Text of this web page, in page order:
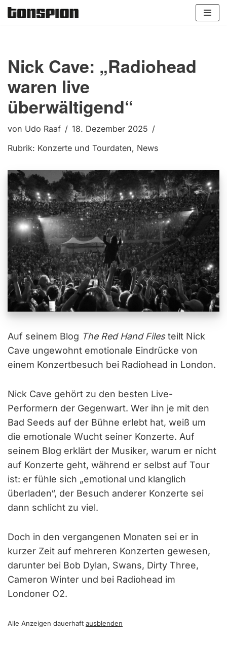
Nick Cave: „Radiohead
waren live
überwältigend“
von Udo Raaf
18. Dezember 2025
Rubrik: Konzerte und Tourdaten, News
Auf seinem Blog The Red Hand Filesteilt Nick
Cave ungewohnt emotionale Eindrücke von
einem Konzertbesuch bei Radiohead in London.
Nick Cave gehört zu den besten Live-
Performern der Gegenwart. Wer ihn je mit den
Bad Seeds auf der Bühne erlebt hat, weiß um
die emotionale Wucht seiner Konzerte. Auf
seinem Blog erklärt der Musiker, warum er nicht
auf Konzerte geht, während er selbst auf Tour
ist: er fühle sich „emotional und klanglich
überladen“, der Besuch anderer Konzerte sei
dann schlicht zu viel.
Doch in den vergangenen Monaten sei er in
kurzer Zeit auf mehreren Konzerten gewesen,
darunter bei Bob Dylan, Swans, Dirty Three,
Cameron Winter und bei Radiohead im
Londoner O2.
Alle Anzeigen dauerhaft ausblenden